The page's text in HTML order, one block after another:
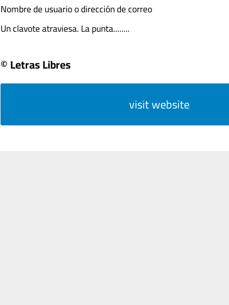
Nombre de usuario o dirección de correo
Un clavote atraviesa. La punta........
© Letras Libres
visit website